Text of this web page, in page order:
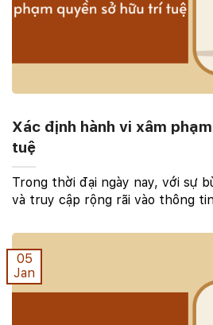
Xác định hành vi xâm
tuệ
Trong thời đại ngày nay, với sự
và truy cập rộng rãi vào thông
Việc xác định hành vi xâm phạm
05
Jan